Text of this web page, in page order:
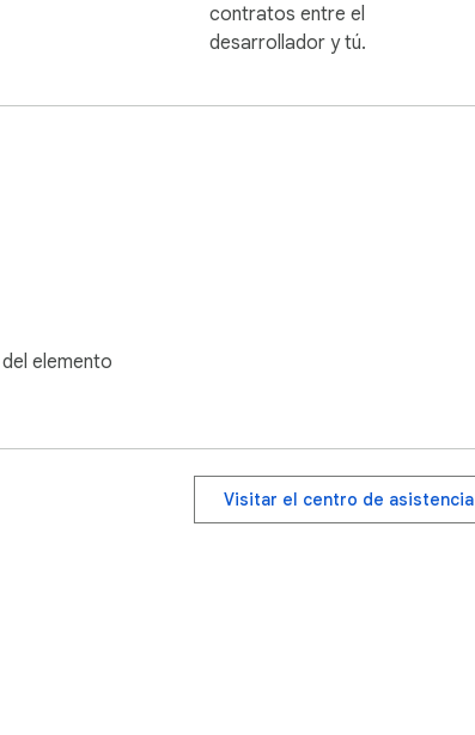
contratos entre el
desarrollador y tú.
elemento
Visitar el centro de asistencia